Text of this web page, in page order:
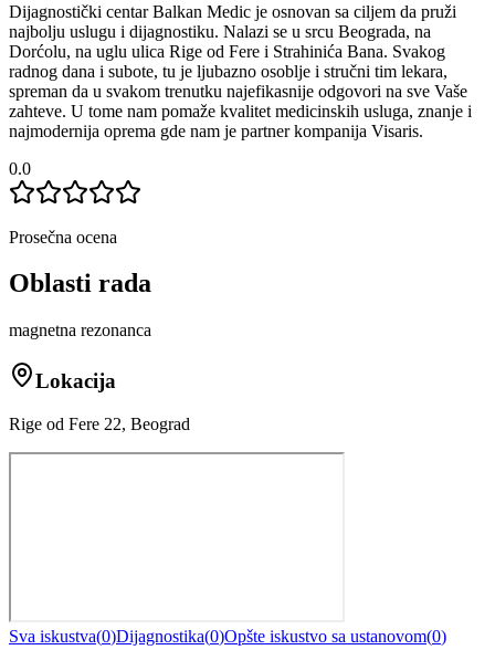
Dijagnostički centar Balkan Medic je osnovan sa ciljem da pruži
najbolju uslugu i dijagnostiku. Nalazi se u srcu Beograda, na
Dorćolu, na uglu ulica Rige od Fere i Strahinića Bana. Svakog
radnog dana i subote, tu je ljubazno osoblje i stručni tim lekara,
spreman da u svakom trenutku najefikasnije odgovori na sve Vaše
zahteve. U tome nam pomaže kvalitet medicinskih usluga, znanje i
najmodernija oprema gde nam je partner kompanija Visaris.
0.0
Prosečna ocena
Oblasti rada
magnetna rezonanca
Lokacija
Rige od Fere 22, Beograd
Sva iskustva(0)Dijagnostika(0)Opšte iskustvo sa ustanovom(0)